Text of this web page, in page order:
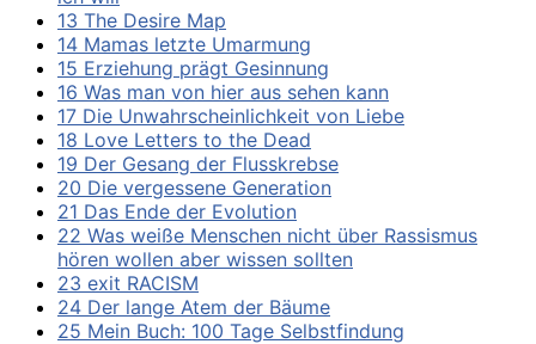
13 The Desire Map
14 Mamas letzte Umarmung
15 Erziehung prägt Gesinnung
16 Was man von hier aus sehen kann
17 Die Unwahrscheinlichkeit von Liebe
18 Love Letters to the Dead
19 Der Gesang der Flusskrebse
20 Die vergessene Generation
21 Das Ende der Evolution
22 Was weiße Menschen nicht über Rassismus
hören wollen aber wissen sollten
23 exit RACISM
24 Der lange Atem der Bäume
25 Mein Buch: 100 Tage Selbstfindung